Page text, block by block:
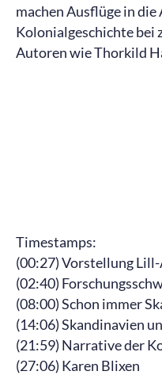
machen Ausflüge in
Kolonialgeschichte bei
Autoren wie Thorkild
Timestamps:
(00:27) Vorstellung
(02:40)
(08:00) Schon immer
(14:06) Skandinavien
(21:59) Narrative der
(27:06) Karen Blixen